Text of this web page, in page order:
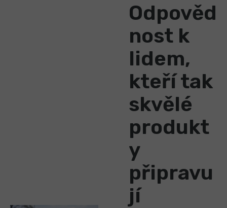
Odpověd
nost k
lidem,
kteří tak
skvělé
produkt
y
připravu
jí